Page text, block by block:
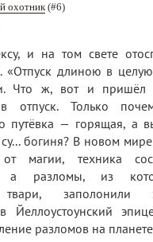
охотник(#6)
и на том свете
«Отпуск длиною в
Что ж, вот и пришёл
в отпуск. Только
путёвка — горящая, а
богиня? В новом
от магии, техника
а разломы, из
твари,
Йеллоустоунский
разломов на